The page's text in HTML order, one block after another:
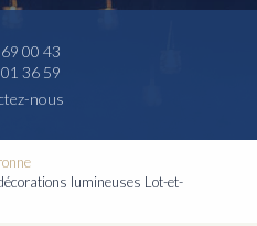
00 43
36 59
nous
lumineuses Lot-et-